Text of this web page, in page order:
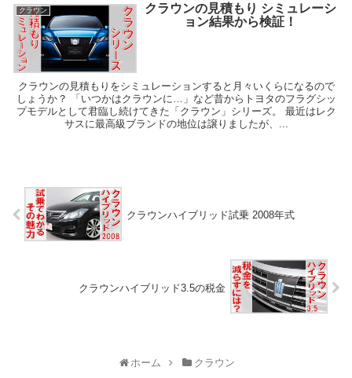
クラウン
クラウンの見積もり シミュレーシ
ョン結果から検証！
クラウンの見積もりをシミュレーションすると月々いくらになるので
しょうか？ 「いつかはクラウンに…」など昔からトヨタのフラグシッ
プモデルとして君臨し続けてきた「クラウン」シリーズ。 最近はレク
サスに最高級ブランドの地位は譲りましたが、...
クラウンハイブリッド試乗 2008年式
クラウンハイブリッド3.5の税金
ホーム クラウン